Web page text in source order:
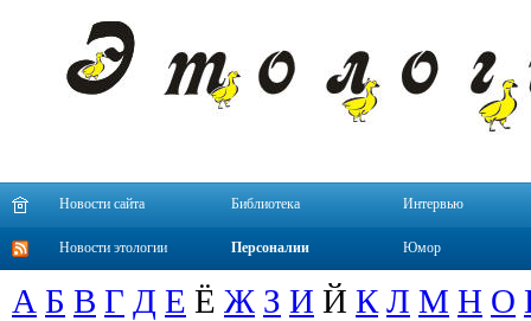
Новости сайта Библиотека Интервью
Новости этологии Персоналии Юмор
А Б В Г Д Е Ё Ж З И Й К Л М Н О